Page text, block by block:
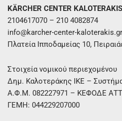
KÄRCHER CENTER KALOTERAKIS
2104617070 – 210 4082874
info@karcher-center-kaloterakis.gr
Πλατεία Ιπποδαμείας 10,
Στοιχεία νομικού περιεχομένου
Δημ. Καλοτεράκης ΙΚΕ –
Α.Φ.Μ. 082227971 – ΚΕΦΟΔΕ
ΓΕΜΗ: 044229207000